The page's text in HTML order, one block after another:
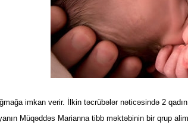
imkan verir. İlkin təcrübələr nəticəsində 2
Müqəddəs Marianna tibb məktəbinin bir qrup